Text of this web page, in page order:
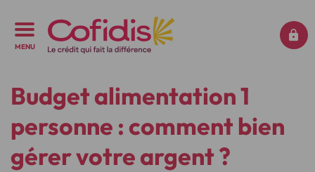
MENU
Budget alimentation 1
personne : comment bien
gérer votre argent ?